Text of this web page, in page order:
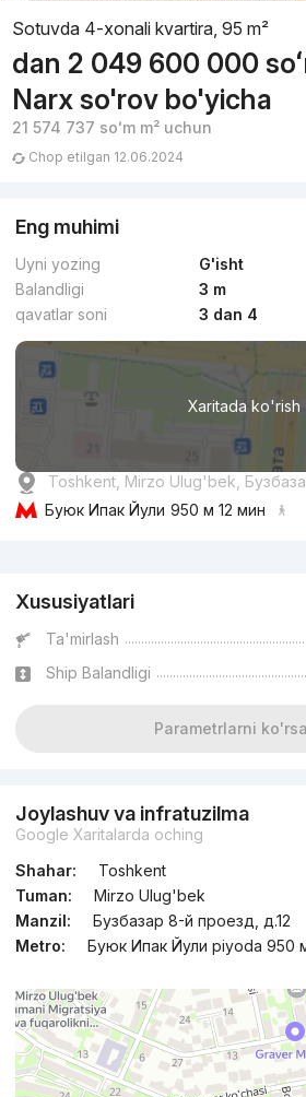
Sotuvda 4-xonali kvartira, 95 m²
dan 2 049 600 000
Narx so'rov bo'yicha
21 574 737 soʻmm² uchun
Chop etilgan 12.06.2024
Eng muhimi
Uyni yozing
G'isht
Balandligi
3 m
qavatlar soni
3 dan 4
Xaritada ko'rish
Toshkent, Mirzo Ulug'bek,
Буюк Ипак Йули 950 м 12 мин
Xususiyatlari
Ta'mirlash
Ship Balandligi
Parametrlarni
Joylashuv va infratuzilma
Google Xaritalarda oching
Shahar:
Toshkent
Tuman:
Mirzo Ulug'bek
Manzil:
Бузбазар 8-й проезд, д.12
Metro:
Буюк Ипак Йули piyoda 950